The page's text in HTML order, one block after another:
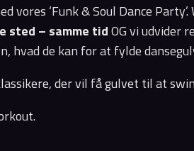
vores ‘Funk & Soul Dance
sted – samme tidOG vi udvider
hvad de kan for at fylde
der vil få gulvet til at